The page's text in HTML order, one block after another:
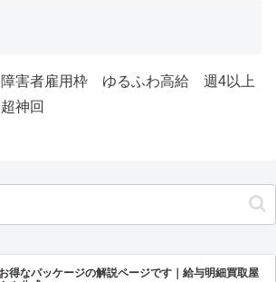
障害者雇用枠 ゆるふわ高給
週4以上
超神回
お得なパッケージの解説ページです｜給与明細買取屋